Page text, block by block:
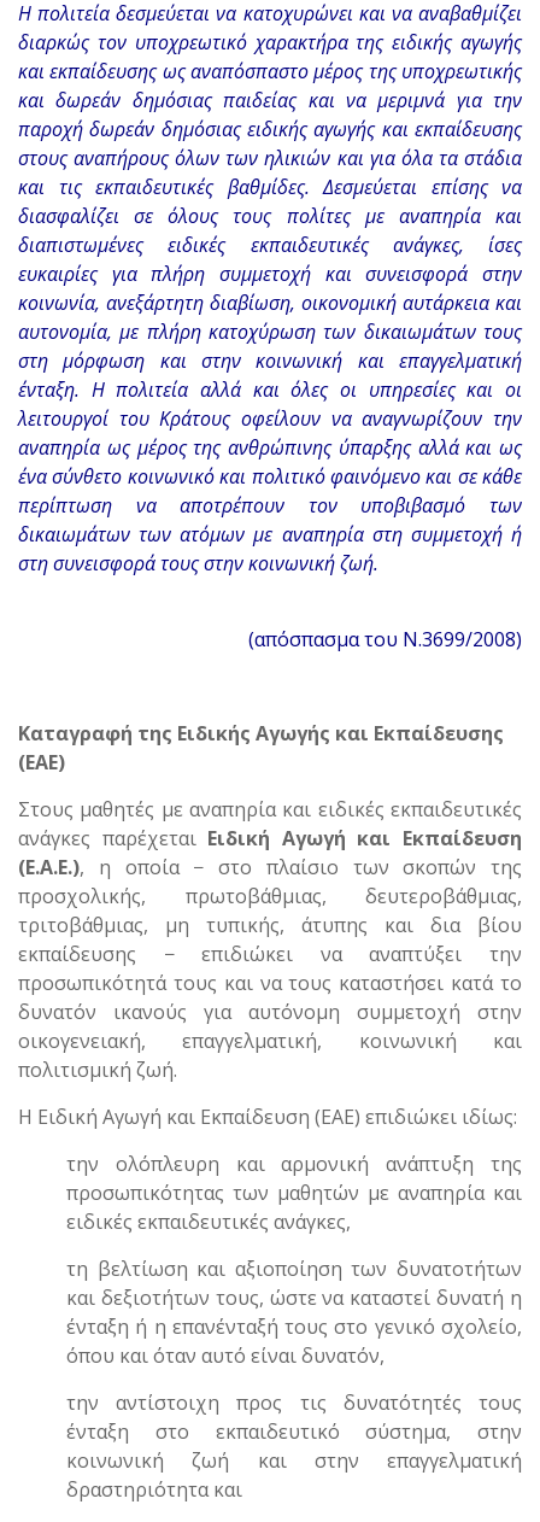
Η πολιτεία δεσμεύεται να κατοχυρώνει και να αναβαθμίζει
διαρκώς τον υποχρεωτικό χαρακτήρα της ειδικής αγωγής
και εκπαίδευσης ως αναπόσπαστο μέρος της υποχρεωτικής
και δωρεάν δημόσιας παιδείας και να μεριμνά για την
παροχή δωρεάν δημόσιας ειδικής αγωγής και εκπαίδευσης
στους αναπήρους όλων των ηλικιών και για όλα τα στάδια
και τις εκπαιδευτικές βαθμίδες. Δεσμεύεται επίσης να
διασφαλίζει σε όλους τους πολίτες με αναπηρία και
διαπιστωμένες ειδικές εκπαιδευτικές ανάγκες, ίσες
ευκαιρίες για πλήρη συμμετοχή και συνεισφορά στην
κοινωνία, ανεξάρτητη διαβίωση, οικονομική αυτάρκεια και
αυτονομία, με πλήρη κατοχύρωση των δικαιωμάτων τους
στη μόρφωση και στην κοινωνική και επαγγελματική
ένταξη. Η πολιτεία αλλά και όλες οι υπηρεσίες και οι
λειτουργοί του Κράτους οφείλουν να αναγνωρίζουν την
αναπηρία ως μέρος της ανθρώπινης ύπαρξης αλλά και ως
ένα σύνθετο κοινωνικό και πολιτικό φαινόμενο και σε κάθε
περίπτωση να αποτρέπουν τον υποβιβασμό των
δικαιωμάτων των ατόμων με αναπηρία στη συμμετοχή ή
στη συνεισφορά τους στην κοινωνική ζωή.
(απόσπασμα του Ν.3699/2008)
Καταγραφή της Ειδικής Αγωγής και Εκπαίδευσης
(EAE)
Στους μαθητές με αναπηρία και ειδικές εκπαιδευτικές
ανάγκες παρέχεται Ειδική Αγωγή και Εκπαίδευση
(Ε.Α.Ε.), η οποία − στο πλαίσιο των σκοπών της
προσχολικής, πρωτοβάθμιας, δευτεροβάθμιας,
τριτοβάθμιας, μη τυπικής, άτυπης και δια βίου
εκπαίδευσης − επιδιώκει να αναπτύξει την
προσωπικότητά τους και να τους καταστήσει κατά το
δυνατόν ικανούς για αυτόνομη συμμετοχή στην
οικογενειακή, επαγγελματική, κοινωνική και
πολιτισμική ζωή.
Η Ειδική Αγωγή και Εκπαίδευση (ΕΑΕ) επιδιώκει ιδίως:
την ολόπλευρη και αρμονική ανάπτυξη της
προσωπικότητας των μαθητών με αναπηρία και
ειδικές εκπαιδευτικές ανάγκες,
τη βελτίωση και αξιοποίηση των δυνατοτήτων
και δεξιοτήτων τους, ώστε να καταστεί δυνατή η
ένταξη ή η επανένταξή τους στο γενικό σχολείο,
όπου και όταν αυτό είναι δυνατόν,
την αντίστοιχη προς τις δυνατότητές τους
ένταξη στο εκπαιδευτικό σύστημα, στην
κοινωνική ζωή και στην επαγγελματική
δραστηριότητα και